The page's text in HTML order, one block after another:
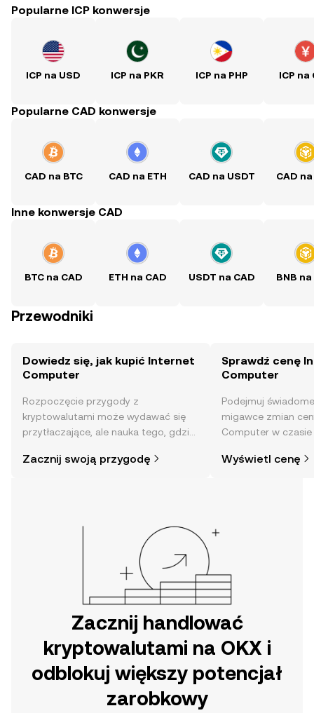
Popularne ICP konwersje
ICP na USD ICP na PKR ICP na PHP ICP na
Popularne CAD konwersje
CAD na BTC CAD na ETH CAD na USDT CAD
Inne konwersje CAD
BTC na CAD ETH na CAD USDT na CAD BNB na
Przewodniki
Dowiedz się, jak kupić Internet
Computer
Rozpoczęcie przygody z
kryptowalutami może wydawać się
przytłaczające, ale nauka tego, gdzie
mogłoby się wydawać. Rozpocznij
Zacznij swoją przygodę
Sprawdź cenę
Computer
Podejmuj
migawce zmian
Computer w
nie tylko.
Wyświetl cenę
Zacznij handlować
kryptowalutami na OKX i
odblokuj większy potencjał
zarobkowy